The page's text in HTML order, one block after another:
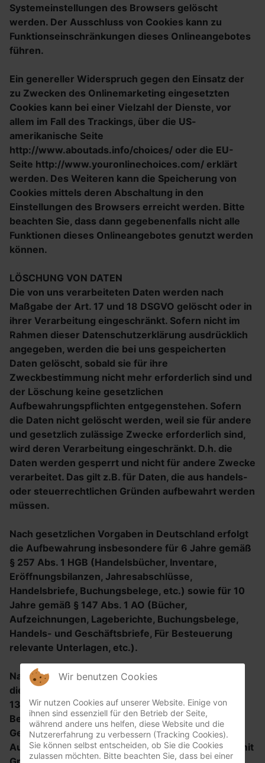
Systemeinstellungen des Browsers gelöscht
werden. Der Ausschluss von Cookies kann zu
Funktionseinschränkungen dieses Onlineangebotes
führen.
Ein genereller Widerspruch gegen den Einsatz der
zu Zwecken des Onlinemarketing eingesetzten
Cookies kann bei einer Vielzahl der Dienste, vor
allem im Fall des Trackings, über die US-
amerikanische Seite
http://www.aboutads.info/choices/ oder die EU-
Seite http://www.youronlinechoices.com/ erklärt
werden. Des Weiteren kann die Speicherung von
Cookies mittels deren Abschaltung in den
Einstellungen des Browsers erreicht werden. Bitte
beachten Sie, dass dann gegebenenfalls nicht alle
Funktionen dieses Onlineangebotes genutzt werden
können.
LÖSCHUNG VON DATEN
Die von uns verarbeiteten Daten werden nach
Maßgabe der Art. 17 und 18 DSGVO gelöscht oder in
ihrer Verarbeitung eingeschränkt. Sofern nicht im
Rahmen dieser Datenschutzerklärung ausdrücklich
angegeben, werden die bei uns gespeicherten
Daten gelöscht, sobald sie für ihre
Zweckbestimmung nicht mehr erforderlich sind und
der Löschung keine gesetzlichen
Aufbewahrungspflichten entgegenstehen. Sofern
die Daten nicht gelöscht werden, weil sie für andere
und gesetzlich zulässige Zwecke erforderlich sind,
wird deren Verarbeitung eingeschränkt. D.h. die
Daten werden gesperrt und nicht für andere Zwecke
verarbeitet. Das gilt z.B. für Daten, die aus handels-
oder steuerrechtlichen Gründen aufbewahrt werden
müssen.
Nach gesetzlichen Vorgaben in Deutschland erfolgt
die Aufbewahrung insbesondere für 6 Jahre gemäß
§ 257 Abs. 1 HGB (Handelsbücher, Inventare,
Eröffnungsbilanzen, Jahresabschlüsse,
Handelsbriefe, Buchungsbelege, etc.) sowie für 10
Jahre gemäß § 147 Abs. 1 AO (Bücher,
Aufzeichnungen, Lageberichte, Buchungsbelege,
Handels- und Geschäftsbriefe, Für Besteuerung
relevante Unterlagen, etc.).
Nach gesetzlichen Vorgaben in Österreich erfolgt
die Aufbewahrung insbesondere für 7 J gemäß §
132 Abs. 1 BAO (Buchhaltungsunterlagen,
Belege/Rechnungen, Konten, Belege,
Geschäftspapiere, Aufstellung der Einnahmen und
Ausgaben, etc.), für 22 Jahre im Zusammenhang mit
Wir benutzen Cookies
Wir nutzen Cookies auf unserer Website. Einige von
ihnen sind essenziell für den Betrieb der Seite,
während andere uns helfen, diese Website und die
Nutzererfahrung zu verbessern (Tracking Cookies).
Sie können selbst entscheiden, ob Sie die Cookies
zulassen möchten. Bitte beachten Sie, dass bei einer